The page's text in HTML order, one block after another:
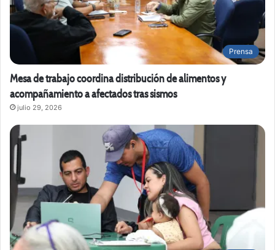
Prensa
Mesa de trabajo coordina distribución de alimentos y
acompañamiento a afectados tras sismos
julio 29, 2026